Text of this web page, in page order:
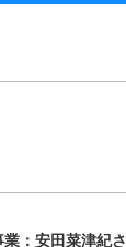
：安田菜津紀